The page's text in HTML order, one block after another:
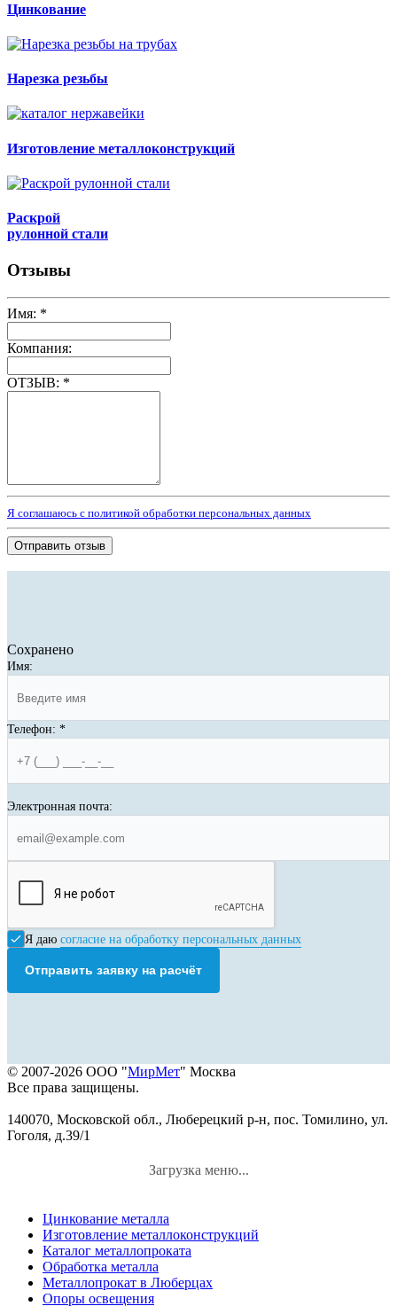
Цинкование
Нарезка резьбы
Изготовление металлоконструкций
Раскрой
рулонной стали
Отзывы
Имя: *
Компания:
ОТЗЫВ: *
Я соглашаюсь с политикой обработки персональных данных
Отправить отзыв
Сохранено
Имя:
Телефон: *
Электронная почта:
Я даю согласие на обработку персональных данных
Отправить заявку на расчёт
© 2007-2026 ООО "МирМет" Москва
Все права защищены.
140070, Московской обл., Люберецкий р-н, пос. Томилино, ул.
Гоголя, д.39/1
Загрузка меню...
Цинкование металла
Изготовление металлоконструкций
Каталог металлопроката
Обработка металла
Металлопрокат в Люберцах
Опоры освещения